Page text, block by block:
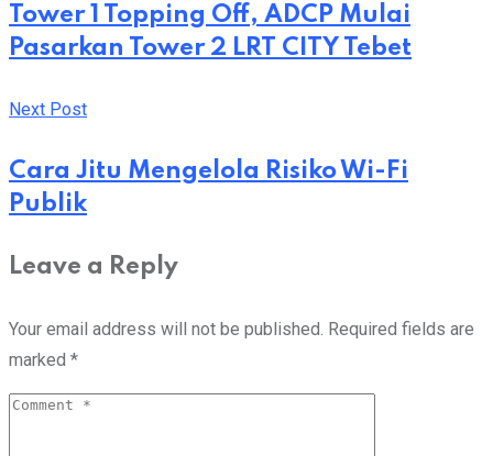
Tower 1 Topping Off, ADCP Mulai
Pasarkan Tower 2 LRT CITY Tebet
Next Post
Cara Jitu Mengelola Risiko Wi-Fi
Publik
Leave a Reply
Your email address will not be published. Required fields are
marked *